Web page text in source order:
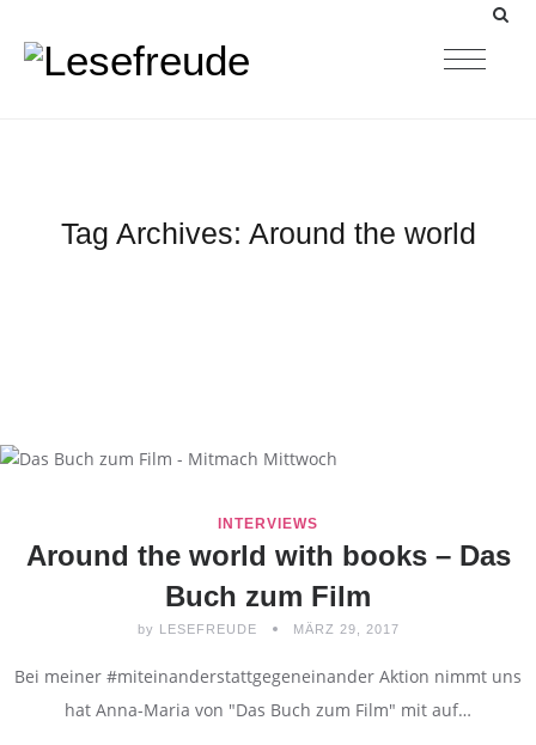
Tag Archives: Around the world
INTERVIEWS
Around the world with books – Das
Buch zum Film
by LESEFREUDE MÄRZ 29, 2017
Bei meiner #miteinanderstattgegeneinander Aktion nimmt uns
hat Anna-Maria von "Das Buch zum Film" mit auf…